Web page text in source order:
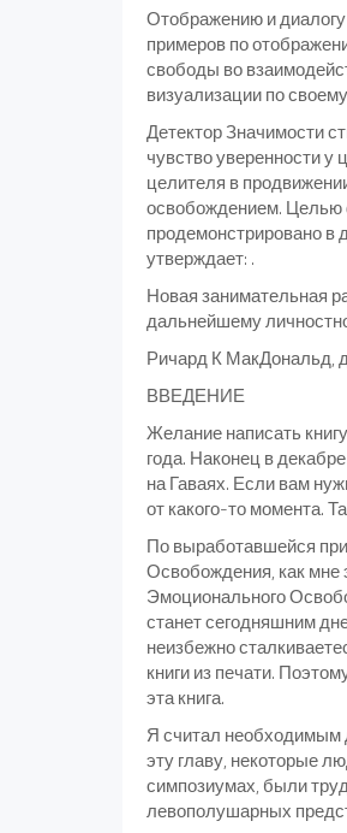
Отображению и
примеров по
свободы во
визуализации по
Детектор Значимости
чувство уверенности у
целителя в
освобождением. Целью
продемонстрировано в
утверждает: .
Новая занимательная
дальнейшему
Ричард К МакДональд,
ВВЕДЕНИЕ
Желание написать
года. Наконец в
на Гаваях. Если вам
от какого-то момента.
По выработавшейся
Освобождения, как мне
Эмоционального
станет сегодняшним
неизбежно
книги из печати.
эта книга.
Я считал необходимым
эту главу, некоторые
симпозиумах, были
левополушарных